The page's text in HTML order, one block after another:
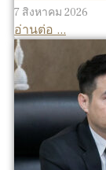
7 สิงหาคม 2026
อ่านต่อ ...